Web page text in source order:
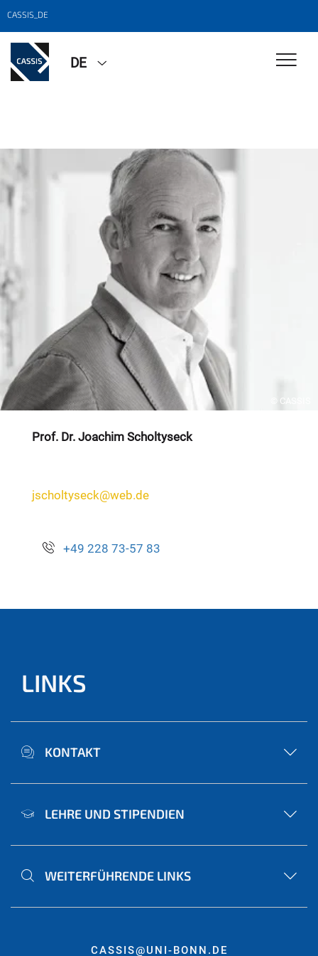
CASSIS_DE
DE
© CASSIS
Prof. Dr. Joachim Scholtyseck
jscholtyseck@web.de
+49 228 73-57 83
LINKS
KONTAKT
LEHRE UND STIPENDIEN
WEITERFÜHRENDE LINKS
CASSIS@UNI-BONN.DE